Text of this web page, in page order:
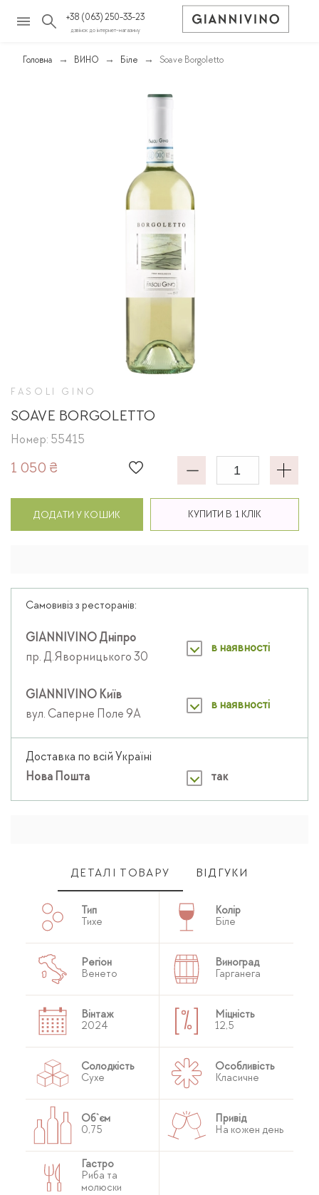
+38 (063) 250-33-23
дзвінок до інтернет-магазину
Головна ВИНО Біле Soave Borgoletto
FASOLI GINO
SOAVE BORGOLETTO
Номер: 55415
1 050 ₴
ДОДАТИ У КОШИК КУПИТИ В 1 КЛІК
Самовивіз з ресторанів:
GIANNIVINO Дніпро
пр. Д.Яворницького 30
в наявності
GIANNIVINO Київ
вул. Саперне Поле 9А
в наявності
Доставка по всій Україні
Нова Пошта
так
ДЕТАЛІ ТОВАРУ ВІДГУКИ
Тип
Тихе
Колір
Біле
Регіон
Венето
Виноград
Гарганега
Вінтаж
2024
Міцність
12,5
Солодкість
Сухе
Особливість
Класичне
Об`єм
0,75
Привід
На кожен день
Гастро
Риба та
молюски